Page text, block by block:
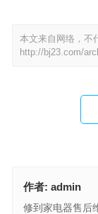
本文来自网络，不
http://bj23.com/
作者: admin
修到家电器售后